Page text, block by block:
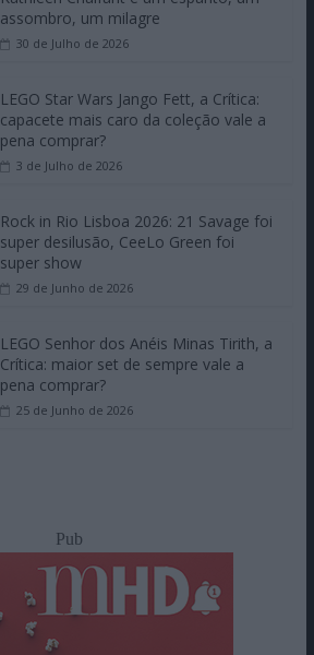
assombro, um milagre
30 de Julho de 2026
LEGO Star Wars Jango Fett, a Crítica:
capacete mais caro da coleção vale a
pena comprar?
3 de Julho de 2026
Rock in Rio Lisboa 2026: 21 Savage foi
super desilusão, CeeLo Green foi
super show
29 de Junho de 2026
LEGO Senhor dos Anéis Minas Tirith, a
Crítica: maior set de sempre vale a
pena comprar?
25 de Junho de 2026
Pub